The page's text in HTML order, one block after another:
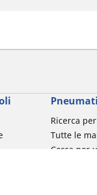
Ricerca
Tutte le
Cerca per